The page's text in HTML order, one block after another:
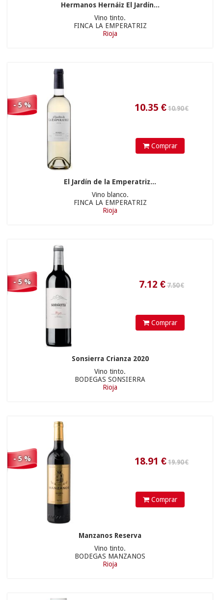
Hermanos Hernáiz El Jardín...
Vino tinto.
FINCA LA EMPERATRIZ
Rioja
- 5 %
Comprar
El Jardín de la Emperatriz...
Vino blanco.
FINCA LA EMPERATRIZ
Rioja
- 5 %
Comprar
Sonsierra Crianza 2020
Vino tinto.
BODEGAS SONSIERRA
Rioja
- 5 %
Comprar
Manzanos Reserva
Vino tinto.
BODEGAS MANZANOS
Rioja
8.95 €
37.91€